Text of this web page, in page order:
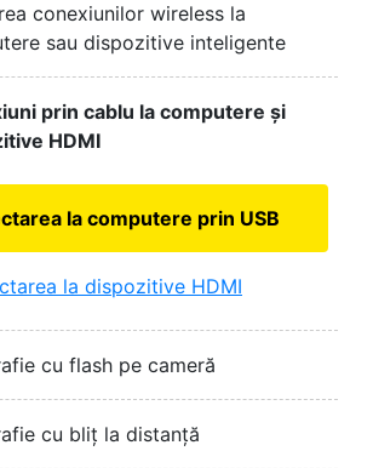
conexiunilor wireless la
sau dispozitive inteligente
prin cablu la computere și
HDMI
la computere prin USB
la dispozitive HDMI
cu flash pe cameră
cu bliț la distanță